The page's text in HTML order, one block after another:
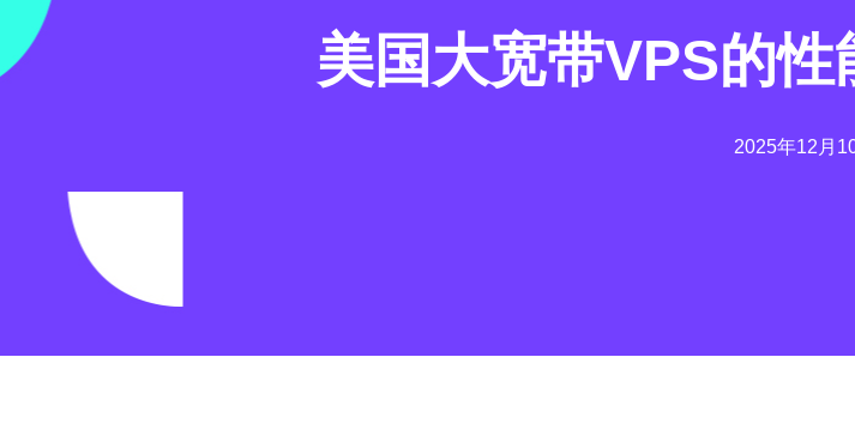
美国大宽带VPS的
2025年12月